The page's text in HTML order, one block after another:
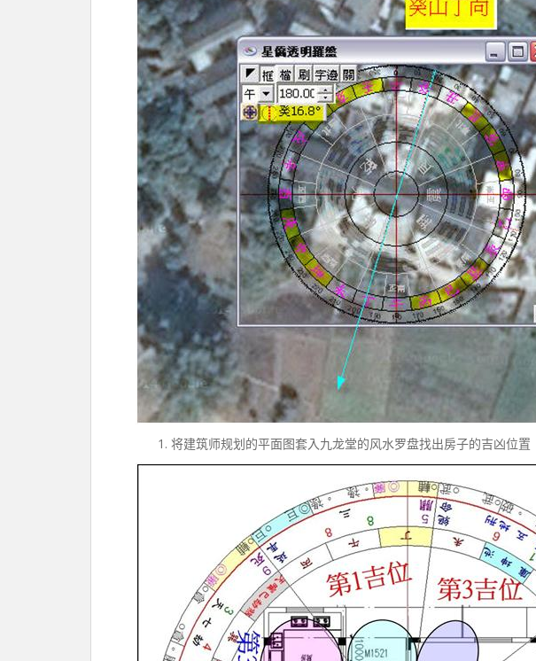
将建筑师规划的平面图套入九龙堂的风水罗盘找出房子的吉凶位置